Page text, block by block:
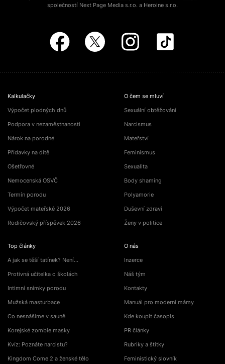
společností Next Page Media s.r.o. a Heroine s.r.o.
Kalkulačky
Výpočet plodných dnů
Podpora v nezaměstnanosti
Nárok na porodné
Přídavky na dítě
Ošetřovné
Nemocenská OSVČ
Termín porodu
Výpočet mateřské 2026
Rodičovský příspěvek 2026
Top články
A jak se těší tatínek? Není…
Protivná učitelka o školách
Intimní snímky porodu
Mužská masturbace
Co nesnášíme v sauně
Korejské zombie masky
Kvíz: Poznáte narcistu?
Kingdom Come 2 a ženské tělo
O čem se mluví
Sexuální obtěžování
Narcismus
Mateřství
Feminismus
Sexualita
Body shaming
Polyamorie
Duševní zdraví
Ženy v politice
O nás
Inzerce
Náš tým
Kontakty
Manuál pro moderní mámy
Kde koupit časopis
PR články
Rubriky a štítky
Feministický slovník